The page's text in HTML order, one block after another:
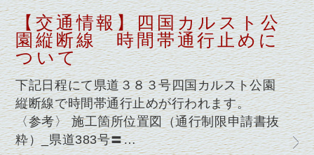
【交通情報】四国カルスト公
園縦断線 時間帯通行止めに
ついて
下記日程にて県道３８３号四国カルスト公園
縦断線で時間帯通行止めが行われます。
〈参考〉 施工箇所位置図（通行制限申請書抜
粋）_県道383号〓…